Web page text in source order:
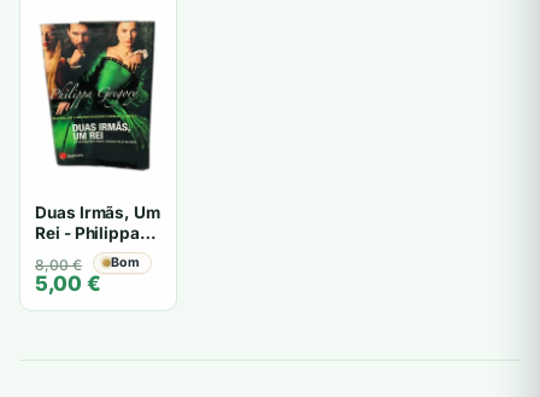
Duas Irmãs, Um
Rei - Philippa
Gregory
8,00€
O
preço
original
8,00 €.
5,00 €
O
preço
atual
5,00 €.
Bom